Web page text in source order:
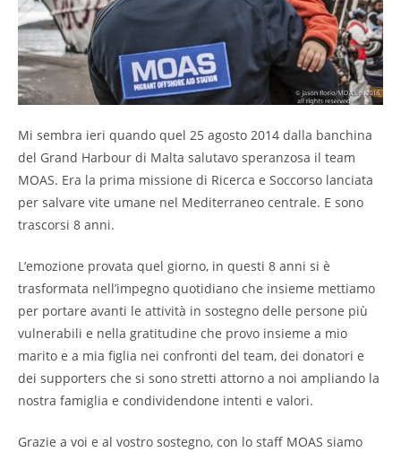
Mi sembra ieri quando quel 25 agosto 2014 dalla banchina
del Grand Harbour di Malta salutavo speranzosa il team
MOAS. Era la prima missione di Ricerca e Soccorso lanciata
per salvare vite umane nel Mediterraneo centrale. E sono
trascorsi 8 anni.
L’emozione provata quel giorno, in questi 8 anni si è
trasformata nell’impegno quotidiano che insieme mettiamo
per portare avanti le attività in sostegno delle persone più
vulnerabili e nella gratitudine che provo insieme a mio
marito e a mia figlia nei confronti del team, dei donatori e
dei supporters che si sono stretti attorno a noi ampliando la
nostra famiglia e condividendone intenti e valori.
Grazie a voi e al vostro sostegno, con lo staff MOAS siamo